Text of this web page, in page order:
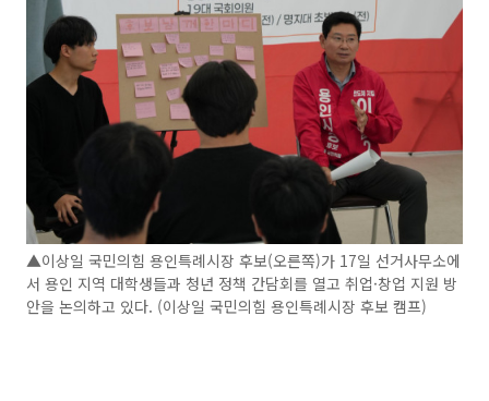
▲이상일 국민의힘 용인특례시장 후보(오른쪽)가 17일 선거사무소에
서 용인 지역 대학생들과 청년 정책 간담회를 열고 취업·창업 지원 방
안을 논의하고 있다. (이상일 국민의힘 용인특례시장 후보 캠프)